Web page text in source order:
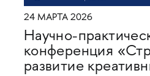
24 МАРТА 2026
Научно-
конференция
развитие